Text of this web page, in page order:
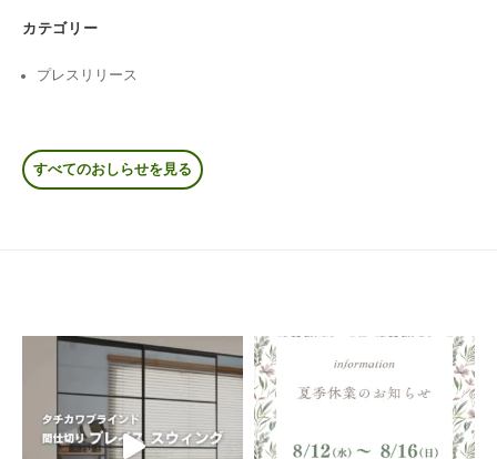
カテゴリー
プレスリリース
すべてのおしらせを見る